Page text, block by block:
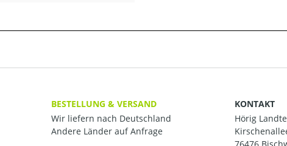
BESTELLUNG & VERSAND
Wir liefern nach Deutschland
Andere Länder auf Anfrage
KONTAKT
Hörig